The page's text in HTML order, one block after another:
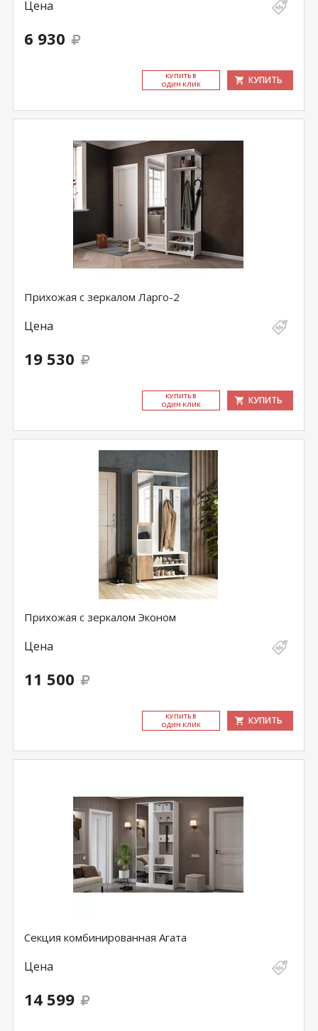
Цена
6 930
КУ­ПИТЬ В
ОДИН КЛИК
КУПИТЬ
Прихожая с зеркалом Ларго-2
Цена
19 530
КУ­ПИТЬ В
ОДИН КЛИК
КУПИТЬ
Прихожая с зеркалом Эконом
Цена
11 500
КУ­ПИТЬ В
ОДИН КЛИК
КУПИТЬ
Секция комбинированная Агата
Цена
14 599